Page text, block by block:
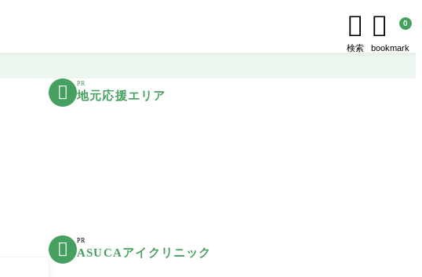

検索
 0
bookmark
 PR
地元応援エリア
 PR
ASUCAアイクリニック